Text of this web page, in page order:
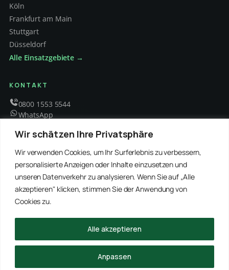
Wir schätzen Ihre Privatsphäre
Wir verwenden Cookies, um Ihr Surferlebnis zu verbessern,
personalisierte Anzeigen oder Inhalte einzusetzen und
unseren Datenverkehr zu analysieren. Wenn Sie auf „Alle
akzeptieren" klicken, stimmen Sie der Anwendung von
Cookies zu.
Anpassen
Alle akzeptieren
Köln
Frankfurt am Main
Stuttgart
Düsseldorf
Alle Einsatzgebiete →
KONTAKT
0800 1553 5544
WhatsApp
Mo – Fr 8 – 18 Uhr
EMPFOHLENE PARTNER
WinRei24 Dienstleistungen
Winterdienst Profi NRW
Winterdienst Niedersachsen
Winterdienst Hansa
Winterdienst Freitag
© 2026 Schädlingsbekämpfung Kraft · Alle Rechte vorbehalten